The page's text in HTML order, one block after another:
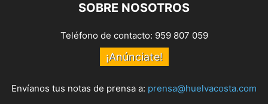
SOBRE NOSOTROS
Teléfono de contacto: 959 807 059
¡Anúnciate!
Envíanos tus notas de prensa a: prensa@huelvacosta.com